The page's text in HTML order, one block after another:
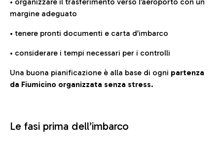
margine adeguato
• tenere pronti documenti e carta d’imbarco
• considerare i tempi necessari per i controlli
Una buona pianificazione è alla base di ogni partenza
da Fiumicino organizzata senza stress.
Le fasi prima dell’imbarco